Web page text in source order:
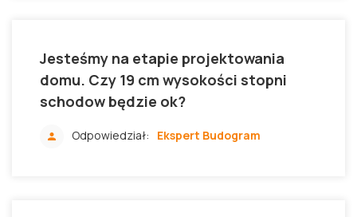
Jesteśmy na etapie projektowania
domu. Czy 19 cm wysokości stopni
schodow będzie ok?
Odpowiedział: Ekspert Budogram